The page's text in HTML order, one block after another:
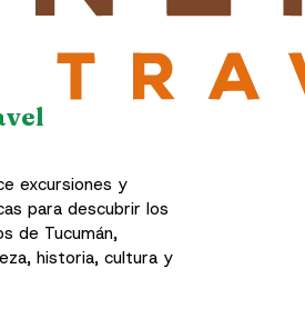
excursiones y
para descubrir los
de Tucumán,
historia, cultura y